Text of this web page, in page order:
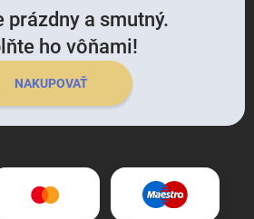
prázdny a smutný.
ho vôňami!
NAKUPOVAŤ